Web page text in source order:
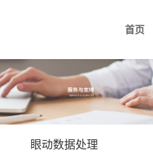
首页
眼动数据处理